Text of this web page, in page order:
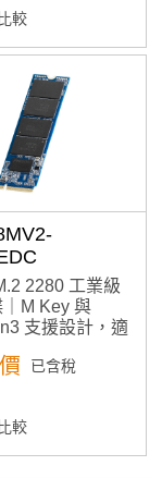
較
2280 工業級
｜M Key 與
支援設計，適
已含稅
較